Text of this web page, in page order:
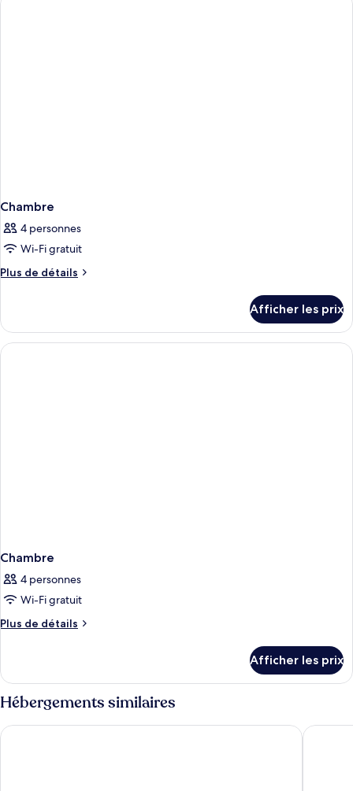
Chambre
4 personnes
Wi-Fi gratuit
Plus de détails
Plus
Chambre
Afficher les prix
Chambre
4 personnes
Wi-Fi gratuit
Plus de détails
Plus
Chambre
Afficher les prix
Hébergements similaires
Best Western Dam Square Inn Rho